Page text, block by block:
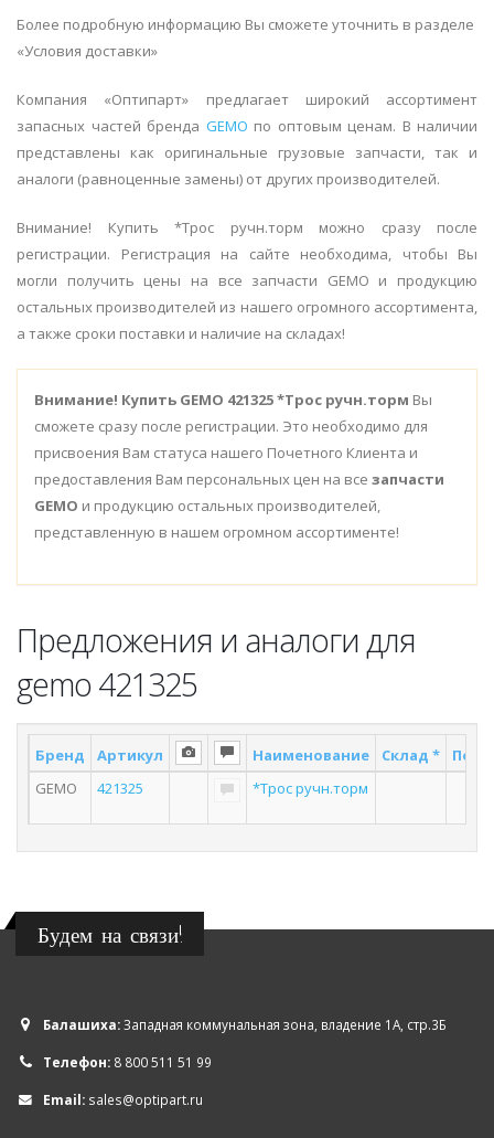
Более подробную информацию Вы сможете уточнить в разделе
«Условия доставки»
Компания «Оптипарт» предлагает широкий ассортимент
запасных частей бренда GEMO по оптовым ценам. В наличии
представлены как оригинальные грузовые запчасти, так и
аналоги (равноценные замены) от других производителей.
Внимание! Купить *Трос ручн.торм можно сразу после
регистрации. Регистрация на сайте необходима, чтобы Вы
могли получить цены на все запчасти GEMO и продукцию
остальных производителей из нашего огромного ассортимента,
а также сроки поставки и наличие на складах!
Внимание! Купить GEMO 421325 *Трос ручн.торм Вы
сможете сразу после регистрации. Это необходимо для
присвоения Вам статуса нашего Почетного Клиента и
предоставления Вам персональных цен на все запчасти
GEMO и продукцию остальных производителей,
представленную в нашем огромном ассортименте!
Предложения и аналоги для
gemo 421325
Бренд Артикул Наименование Склад *
GEMO
421325 *Трос ручн.торм
Будем на связи!
Балашиха:Западная коммунальная зона, владение 1А, стр.3Б
Телефон: 8 800 511 51 99
Email: sales@optipart.ru